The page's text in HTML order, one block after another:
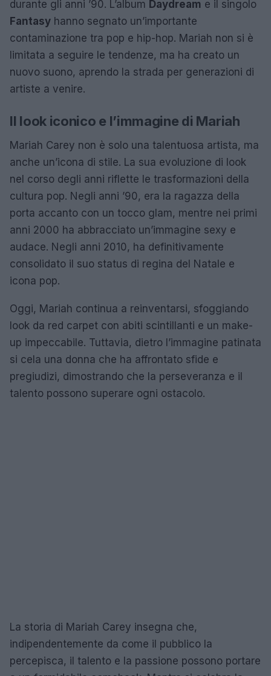
durante gli anni ’90. L’album Daydream e il singolo
Fantasy hanno segnato un’importante
contaminazione tra pop e hip-hop. Mariah non si è
limitata a seguire le tendenze, ma ha creato un
nuovo suono, aprendo la strada per generazioni di
artiste a venire.
Il look iconico e l’immagine di Mariah
Mariah Carey non è solo una talentuosa artista, ma
anche un’icona di stile. La sua evoluzione di look
nel corso degli anni riflette le trasformazioni della
cultura pop. Negli anni ’90, era la ragazza della
porta accanto con un tocco glam, mentre nei primi
anni 2000 ha abbracciato un’immagine sexy e
audace. Negli anni 2010, ha definitivamente
consolidato il suo status di regina del Natale e
icona pop.
Oggi, Mariah continua a reinventarsi, sfoggiando
look da red carpet con abiti scintillanti e un make-
up impeccabile. Tuttavia, dietro l’immagine patinata
si cela una donna che ha affrontato sfide e
pregiudizi, dimostrando che la perseveranza e il
talento possono superare ogni ostacolo.
La storia di Mariah Carey insegna che,
indipendentemente da come il pubblico la
percepisca, il talento e la passione possono portare